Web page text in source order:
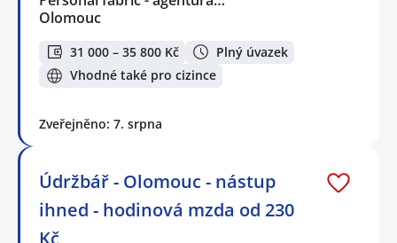
Olomouc
31 000 – 35 800 Kč
Plný úvazek
Vhodné také pro cizince
Zveřejněno: 7. srpna
Údržbář - Olomouc - nástup
ihned - hodinová mzda od 230
Kč